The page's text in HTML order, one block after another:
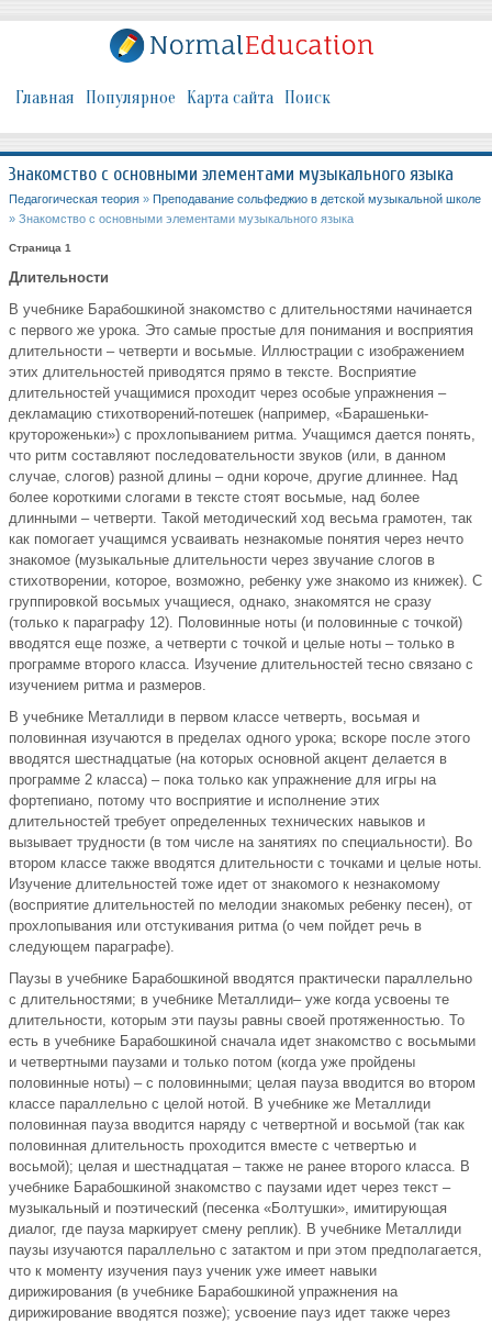
Главная Популярное Карта сайта Поиск
Знакомство с основными элементами музыкального языка
Педагогическая теория » Преподавание сольфеджио в детской музыкальной школе
» Знакомство с основными элементами музыкального языка
Страница 1
Длительности
В учебнике Барабошкиной знакомство с длительностями начинается
с первого же урока. Это самые простые для понимания и восприятия
длительности – четверти и восьмые. Иллюстрации с изображением
этих длительностей приводятся прямо в тексте. Восприятие
длительностей учащимися проходит через особые упражнения –
декламацию стихотворений-потешек (например, «Барашеньки-
крутороженьки») с прохлопыванием ритма. Учащимся дается понять,
что ритм составляют последовательности звуков (или, в данном
случае, слогов) разной длины – одни короче, другие длиннее. Над
более короткими слогами в тексте стоят восьмые, над более
длинными – четверти. Такой методический ход весьма грамотен, так
как помогает учащимся усваивать незнакомые понятия через нечто
знакомое (музыкальные длительности через звучание слогов в
стихотворении, которое, возможно, ребенку уже знакомо из книжек). С
группировкой восьмых учащиеся, однако, знакомятся не сразу
(только к параграфу 12). Половинные ноты (и половинные с точкой)
вводятся еще позже, а четверти с точкой и целые ноты – только в
программе второго класса. Изучение длительностей тесно связано с
изучением ритма и размеров.
В учебнике Металлиди в первом классе четверть, восьмая и
половинная изучаются в пределах одного урока; вскоре после этого
вводятся шестнадцатые (на которых основной акцент делается в
программе 2 класса) – пока только как упражнение для игры на
фортепиано, потому что восприятие и исполнение этих
длительностей требует определенных технических навыков и
вызывает трудности (в том числе на занятиях по специальности). Во
втором классе также вводятся длительности с точками и целые ноты.
Изучение длительностей тоже идет от знакомого к незнакомому
(восприятие длительностей по мелодии знакомых ребенку песен), от
прохлопывания или отстукивания ритма (о чем пойдет речь в
следующем параграфе).
Паузы в учебнике Барабошкиной вводятся практически параллельно
с длительностями; в учебнике Металлиди– уже когда усвоены те
длительности, которым эти паузы равны своей протяженностью. То
есть в учебнике Барабошкиной сначала идет знакомство с восьмыми
и четвертными паузами и только потом (когда уже пройдены
половинные ноты) – с половинными; целая пауза вводится во втором
классе параллельно с целой нотой. В учебнике же Металлиди
половинная пауза вводится наряду с четвертной и восьмой (так как
половинная длительность проходится вместе с четвертью и
восьмой); целая и шестнадцатая – также не ранее второго класса. В
учебнике Барабошкиной знакомство с паузами идет через текст –
музыкальный и поэтический (песенка «Болтушки», имитирующая
диалог, где пауза маркирует смену реплик). В учебнике Металлиди
паузы изучаются параллельно с затактом и при этом предполагается,
что к моменту изучения пауз ученик уже имеет навыки
дирижирования (в учебнике Барабошкиной упражнения на
дирижирование вводятся позже); усвоение пауз идет также через